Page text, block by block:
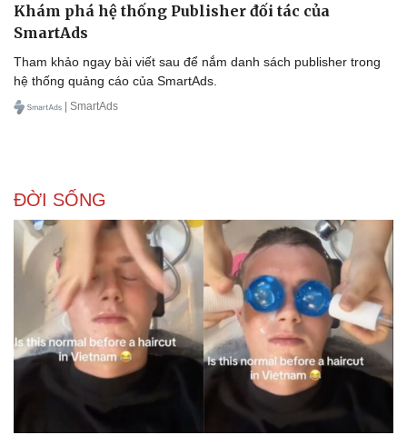
Doanh nghiệp
Thông tin doanh nghiệp
Công nghệ
Khám phá hệ thống Publisher đối tác của
SmartAds
Tham khảo ngay bài viết sau để nắm danh sách publisher trong
hệ thống quảng cáo của SmartAds.
| SmartAds
ĐỜI SỐNG